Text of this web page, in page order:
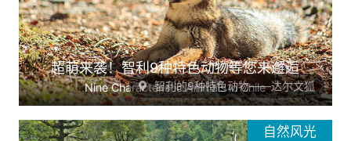
超萌来袭！智利9种特色动物等您来邂逅
Nine Characteristic Animals in Chile
智利的9种特色动物——达尔文狐
自然风光